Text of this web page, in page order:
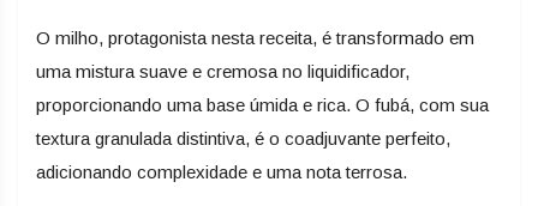
O milho, protagonista nesta receita, é transformado em
uma mistura suave e cremosa no liquidificador,
proporcionando uma base úmida e rica. O fubá, com sua
textura granulada distintiva, é o coadjuvante perfeito,
adicionando complexidade e uma nota terrosa.